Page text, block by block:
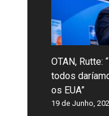
OTAN, Rutte:
todos
os EUA”
19 de Junho,